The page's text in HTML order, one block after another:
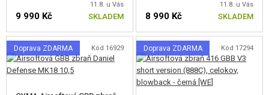
DOPLŇKY KE ZBRANÍM, POPRUHY
NÁHRADNÍ DÍLY, UPGRADE
SERVIS A ÚDRŽBA ZBRANÍ
SEBEOBRANA, VÝCVIK, NOŽE
11.8. u Vás
9 990 Kč SKLADEM
11.8. u Vás
8 990 Kč SKLADEM
Doprava ZDARMA Kód 16929 Doprava ZDARMA Kód 17294